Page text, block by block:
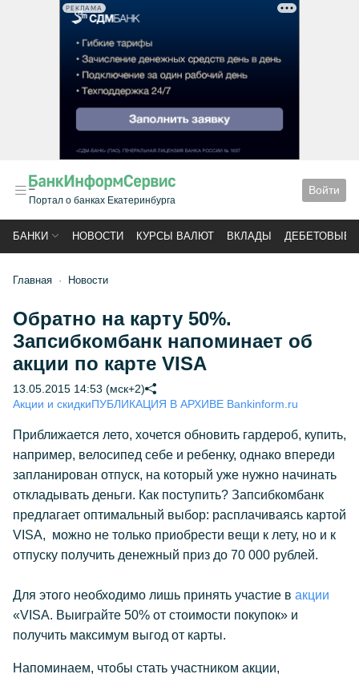
РЕКЛАМА
Портал о банках Екатеринбурга
Войти
БАНКИ НОВОСТИ КУРСЫ ВАЛЮТ ВКЛАДЫ ДЕБЕТОВЫЕ
Главная Новости
Обратно на карту 50%.
Запсибкомбанк напоминает об
акции по карте VISA
13.05.2015 14:53 (мск+2)
Акции и скидкиПУБЛИКАЦИЯ В АРХИВЕ Bankinform.ru
Приближается лето, хочется обновить гардероб, купить,
например, велосипед себе и ребенку, однако впереди
запланирован отпуск, на который уже нужно начинать
откладывать деньги. Как поступить? Запсибкомбанк
предлагает оптимальный выбор: расплачиваясь картой
VISA, можно не только приобрести вещи к лету, но и к
отпуску получить денежный приз до 70 000 рублей.
Для этого необходимо лишь принять участие в акции
«VISA. Выиграйте 50% от стоимости покупок» и
получить максимум выгод от карты.
Напоминаем, чтобы стать участником акции,